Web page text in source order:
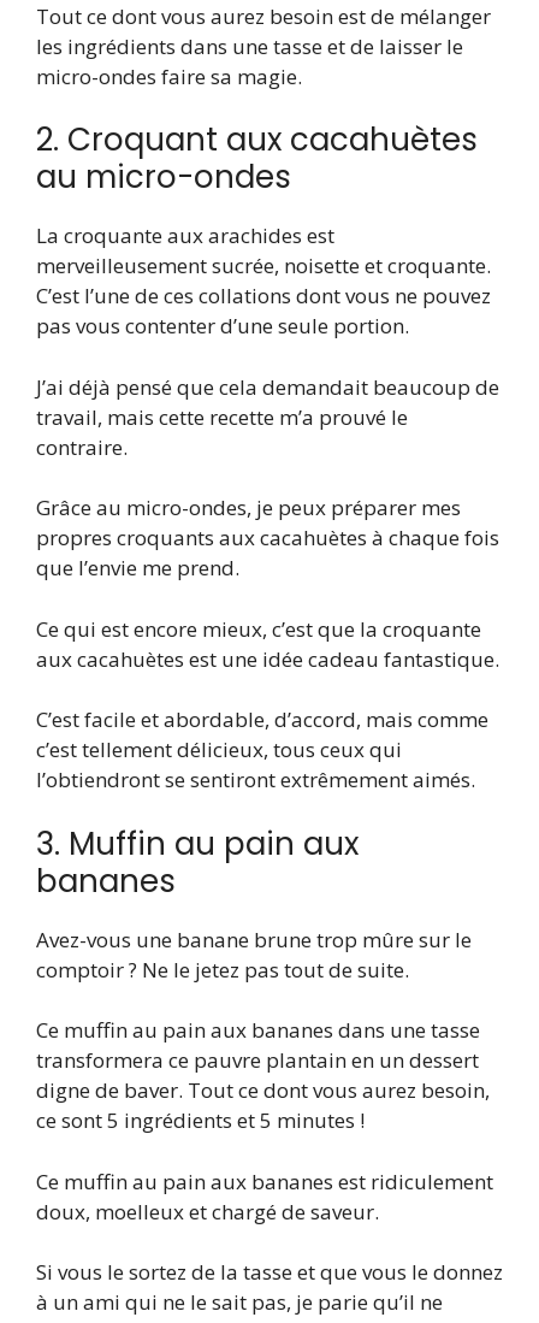
Tout ce dont vous aurez besoin est de mélanger
les ingrédients dans une tasse et de laisser le
micro-ondes faire sa magie.
2. Croquant aux cacahuètes
au micro-ondes
La croquante aux arachides est
merveilleusement sucrée, noisette et croquante.
C’est l’une de ces collations dont vous ne pouvez
pas vous contenter d’une seule portion.
J’ai déjà pensé que cela demandait beaucoup de
travail, mais cette recette m’a prouvé le
contraire.
Grâce au micro-ondes, je peux préparer mes
propres croquants aux cacahuètes à chaque fois
que l’envie me prend.
Ce qui est encore mieux, c’est que la croquante
aux cacahuètes est une idée cadeau fantastique.
C’est facile et abordable, d’accord, mais comme
c’est tellement délicieux, tous ceux qui
l’obtiendront se sentiront extrêmement aimés.
3. Muffin au pain aux
bananes
Avez-vous une banane brune trop mûre sur le
comptoir ? Ne le jetez pas tout de suite.
Ce muffin au pain aux bananes dans une tasse
transformera ce pauvre plantain en un dessert
digne de baver. Tout ce dont vous aurez besoin,
ce sont 5 ingrédients et 5 minutes !
Ce muffin au pain aux bananes est ridiculement
doux, moelleux et chargé de saveur.
Si vous le sortez de la tasse et que vous le donnez
à un ami qui ne le sait pas, je parie qu’il ne